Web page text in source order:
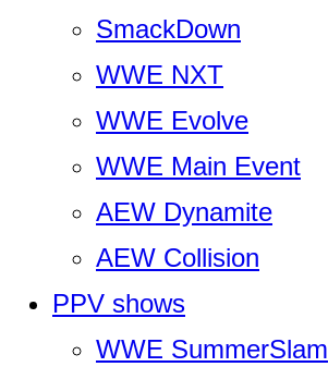
SmackDown
WWE NXT
WWE Evolve
WWE Main Event
AEW Dynamite
AEW Collision
PPV shows
WWE SummerSlam